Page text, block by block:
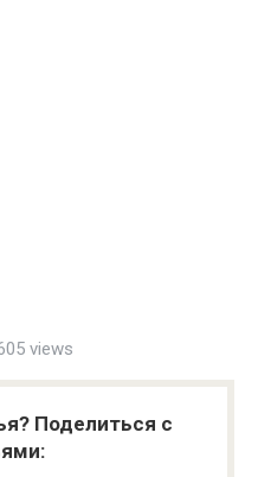
views
Поделиться с